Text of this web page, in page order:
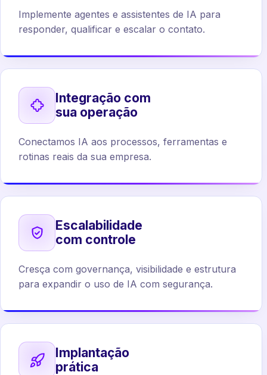
Implemente agentes e assistentes de IA para
responder, qualificar e escalar o contato.
Integração com
sua operação
Conectamos IA aos processos, ferramentas e
rotinas reais da sua empresa.
Escalabilidade
com controle
Cresça com governança, visibilidade e estrutura
para expandir o uso de IA com segurança.
Implantação
prática